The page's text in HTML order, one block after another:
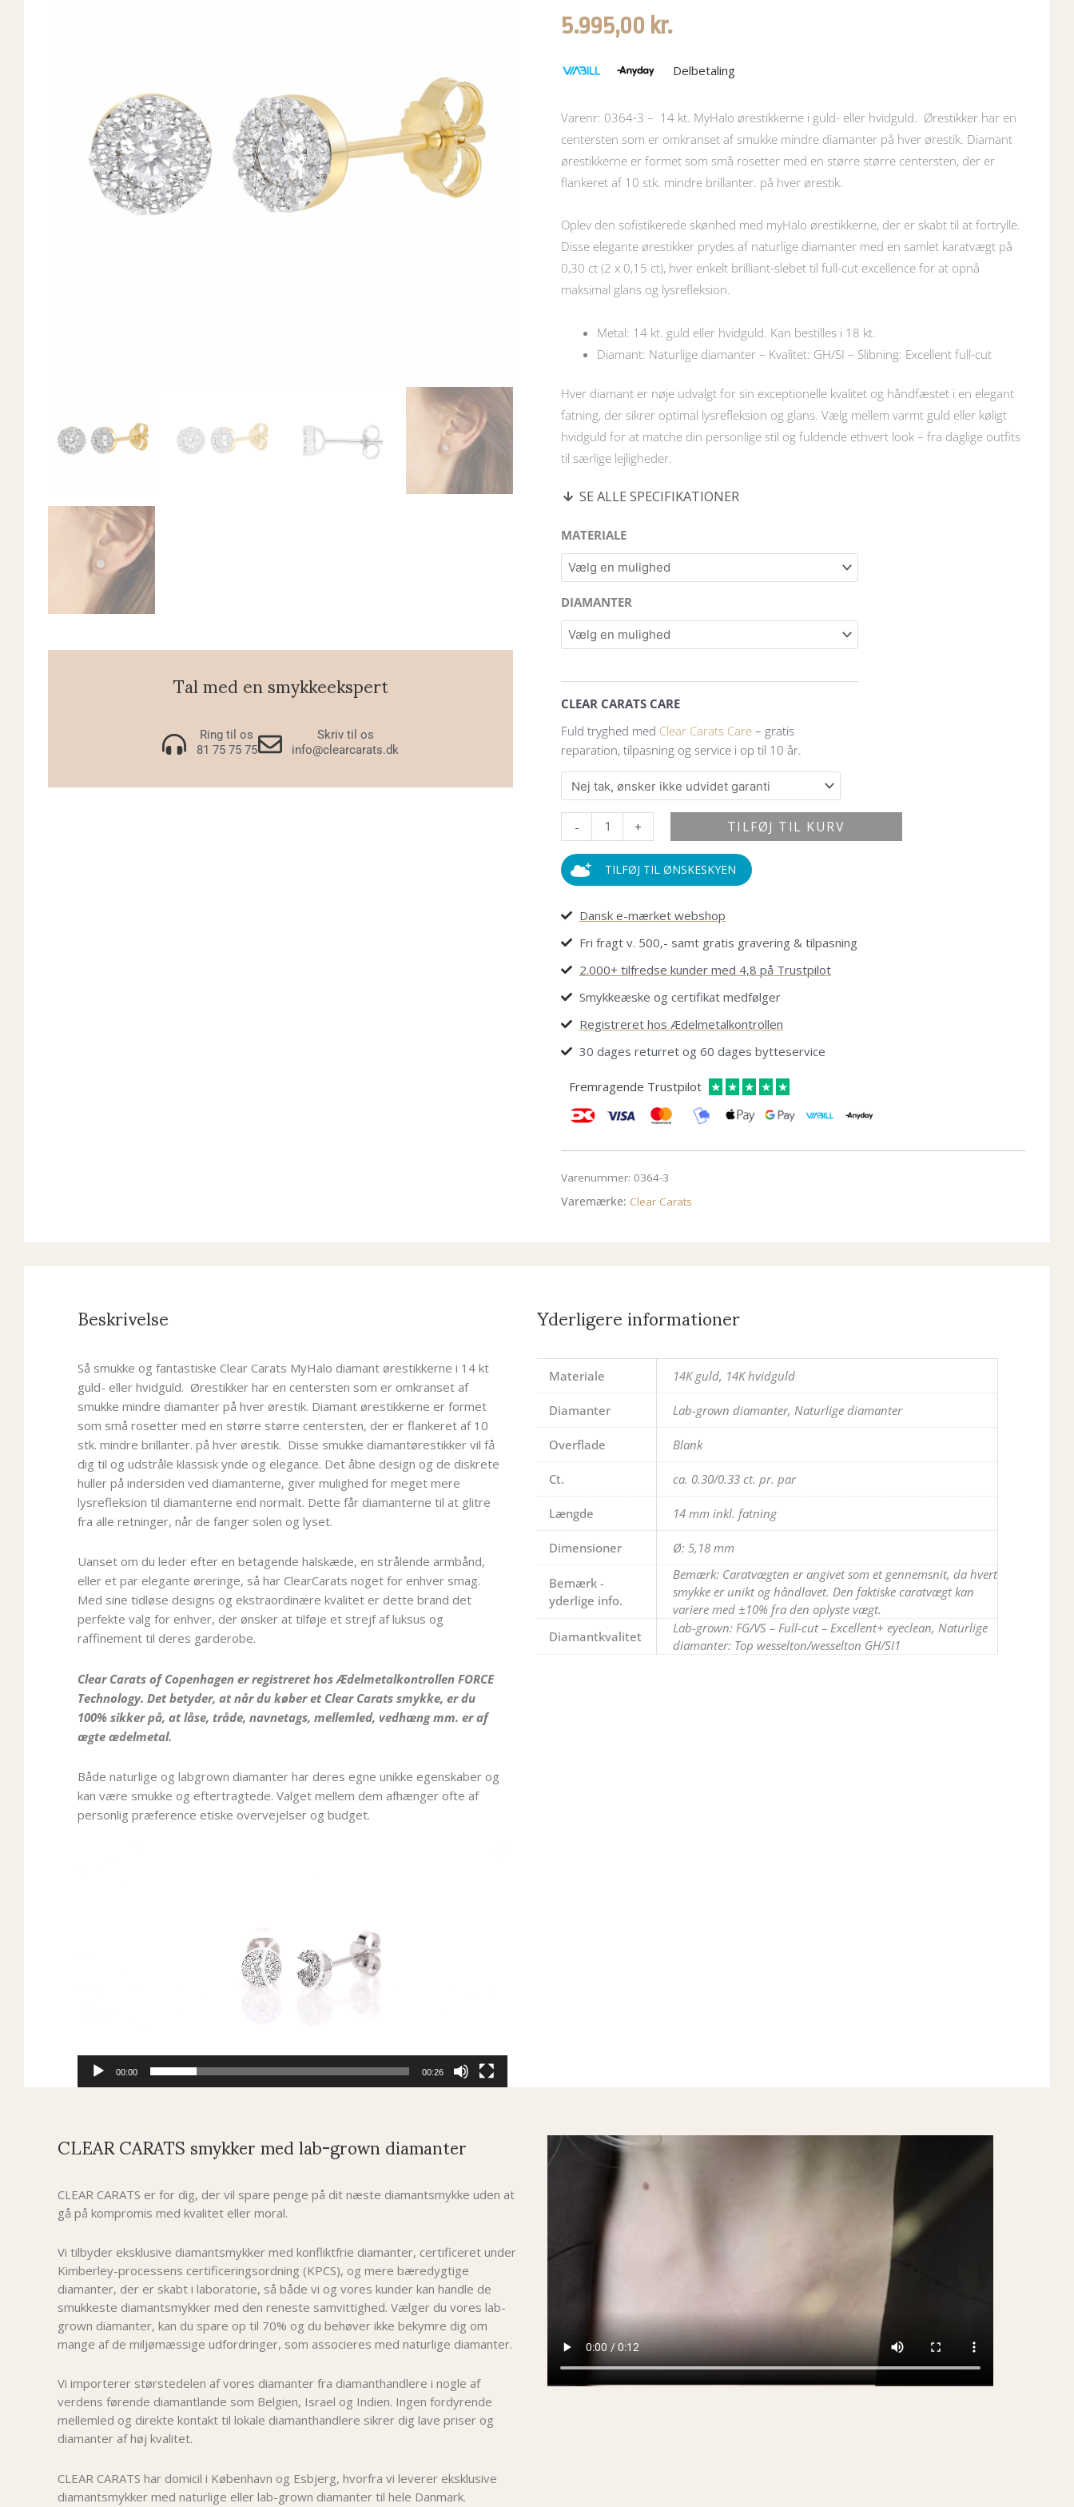
Tal med en smykkeekspert
Ring til os
81 75 75 75
Skriv til os
info@clearcarats.dk
5.995,00 kr.
Delbetaling
Varenr: 0364-3 – 14 kt. MyHalo ørestikkerne i guld- eller hvidguld. Ørestikker har en
centersten som er omkranset af smukke mindre diamanter på hver ørestik. Diamant
ørestikkerne er formet som små rosetter med en større større centersten, der er
flankeret af 10 stk. mindre brillanter. på hver ørestik.
Oplev den sofistikerede skønhed med myHalo ørestikkerne, der er skabt til at fortrylle.
Disse elegante ørestikker prydes af naturlige diamanter med en samlet karatvægt på
0,30 ct (2 x 0,15 ct), hver enkelt brilliant-slebet til full-cut excellence for at opnå
maksimal glans og lysrefleksion.
Metal: 14 kt. guld eller hvidguld. Kan bestilles i 18 kt.
Diamant: Naturlige diamanter – Kvalitet: GH/SI – Slibning: Excellent full-cut
Hver diamant er nøje udvalgt for sin exceptionelle kvalitet og håndfæstet i en elegant
fatning, der sikrer optimal lysrefleksion og glans. Vælg mellem varmt guld eller køligt
hvidguld for at matche din personlige stil og fuldende ethvert look – fra daglige outfits
til særlige lejligheder.
SE ALLE SPECIFIKATIONER
MATERIALE
DIAMANTER
CLEAR CARATS CARE
Fuld tryghed med Clear Carats Care – gratis
reparation, tilpasning og service i op til 10 år.
-
14
kt.
MyHalo
i
guld
eller
og
0,30
ct.
naturlige
diamanter
antal
+ TILFØJ TIL KURV
TILFØJ TIL ØNSKESKYEN
Dansk e-mærket webshop
Fri fragt v. 500,- samt gratis gravering & tilpasning
2.000+ tilfredse kunder med 4,8 på Trustpilot
Smykkeæske og certifikat medfølger
Registreret hos Ædelmetalkontrollen
30 dages returret og 60 dages bytteservice
Fremragende Trustpilot ★ ★ ★ ★ ★
Varenummer: 0364-3
Varemærke: Clear Carats
Beskrivelse
Så smukke og fantastiske Clear Carats MyHalo diamant ørestikkerne i 14 kt
guld- eller hvidguld. Ørestikker har en centersten som er omkranset af
smukke mindre diamanter på hver ørestik. Diamant ørestikkerne er formet
som små rosetter med en større større centersten, der er flankeret af 10
stk. mindre brillanter. på hver ørestik. Disse smukke diamantørestikker vil få
dig til og udstråle klassisk ynde og elegance. Det åbne design og de diskrete
huller på indersiden ved diamanterne, giver mulighed for meget mere
lysrefleksion til diamanterne end normalt. Dette får diamanterne til at glitre
fra alle retninger, når de fanger solen og lyset.
Uanset om du leder efter en betagende halskæde, en strålende armbånd,
eller et par elegante øreringe, så har ClearCarats noget for enhver smag.
Med sine tidløse designs og ekstraordinære kvalitet er dette brand det
perfekte valg for enhver, der ønsker at tilføje et strejf af luksus og
raffinement til deres garderobe.
Clear Carats of Copenhagen er registreret hos Ædelmetalkontrollen FORCE
Technology. Det betyder, at når du køber et Clear Carats smykke, er du
100% sikker på, at låse, tråde, navnetags, mellemled, vedhæng mm. er af
ægte ædelmetal.
Både naturlige og labgrown diamanter har deres egne unikke egenskaber og
kan være smukke og eftertragtede. Valget mellem dem afhænger ofte af
personlig præference etiske overvejelser og budget.
00:00 00:26
Yderligere informationer
Materiale 14K guld, 14K hvidguld
Diamanter Lab-grown diamanter, Naturlige diamanter
Overflade Blank
Ct. ca. 0.30/0.33 ct. pr. par
Længde 14 mm inkl. fatning
Dimensioner Ø: 5,18 mm
Bemærk -
yderlige info.
Bemærk: Caratvægten er angivet som et gennemsnit, da hvert
smykke er unikt og håndlavet. Den faktiske caratvægt kan
variere med ±10% fra den oplyste vægt.
Diamantkvalitet
Lab-grown: FG/VS – Full-cut – Excellent+ eyeclean, Naturlige
diamanter: Top wesselton/wesselton GH/SI1
CLEAR CARATS smykker med lab-grown diamanter
CLEAR CARATS er for dig, der vil spare penge på dit næste diamantsmykke uden at
gå på kompromis med kvalitet eller moral.
Vi tilbyder eksklusive diamantsmykker med konfliktfrie diamanter, certificeret under
Kimberley-processens certificeringsordning (KPCS), og mere bæredygtige
diamanter, der er skabt i laboratorie, så både vi og vores kunder kan handle de
smukkeste diamantsmykker med den reneste samvittighed. Vælger du vores lab-
grown diamanter, kan du spare op til 70% og du behøver ikke bekymre dig om
mange af de miljømæssige udfordringer, som associeres med naturlige diamanter.
Vi importerer størstedelen af vores diamanter fra diamanthandlere i nogle af
verdens førende diamantlande som Belgien, Israel og Indien. Ingen fordyrende
mellemled og direkte kontakt til lokale diamanthandlere sikrer dig lave priser og
diamanter af høj kvalitet.
CLEAR CARATS har domicil i København og Esbjerg, hvorfra vi leverer eksklusive
diamantsmykker med naturlige eller lab-grown diamanter til hele Danmark.